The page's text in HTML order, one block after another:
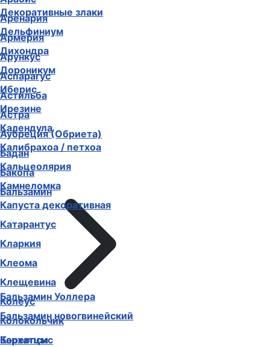
Аренария
Армерия
Арункус
Аспарагус
Астильба
Астра
Аубреция (Обриета)
Бадан
Бакопа
Бальзамин
Бальзамин Уоллера
Бальзамин новогвинейский
Бархатцы
Декоративные злаки
Дельфиниум
Дихондра
Дороникум
Иберис
Ирезине
Календула
Калибрахоа / петхоа
Кальцеолярия
Камнеломка
Капуста декоративная
Катарантус
Кларкия
Клеома
Клещевина
Колеус
Колокольчик
Кореопсис